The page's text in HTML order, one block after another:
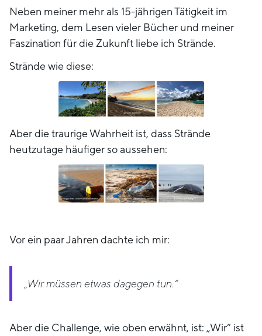
Neben meiner mehr als 15-jährigen Tätigkeit im
Marketing, dem Lesen vieler Bücher und meiner
Faszination für die Zukunft liebe ich Strände.
Strände wie diese:
Aber die traurige Wahrheit ist, dass Strände
heutzutage häufiger so aussehen:
Vor ein paar Jahren dachte ich mir:
„Wir müssen etwas dagegen tun.“
Aber die Challenge, wie oben erwähnt, ist: „Wir“ ist